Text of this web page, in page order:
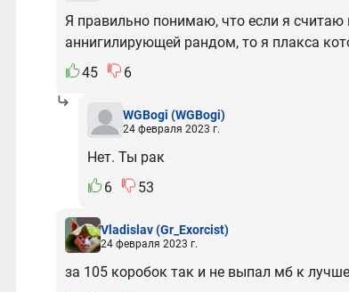
Я правильно понимаю, что если я
аннигилирующей рандом, то я плакса
45
6
WGBogi (WGBogi)
24 февраля 2023 г.
Нет. Ты рак
6
53
Vladislav(Gr_Exorcist)
24 февраля 2023 г.
за 105 коробок так и не выпал мб к